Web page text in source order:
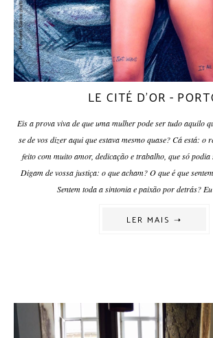
LE CITÉ D'OR -
Eis a prova viva de que uma mulher pode ser tudo aquilo
se de vos dizer aqui que estava mesmo quase? Cá está: o
feito com muito amor, dedicação e trabalho, que só
Digam de vossa justiça: o que acham? O que é que
Sentem toda a sintonia e paixão por detrás?
LER MAIS ➝